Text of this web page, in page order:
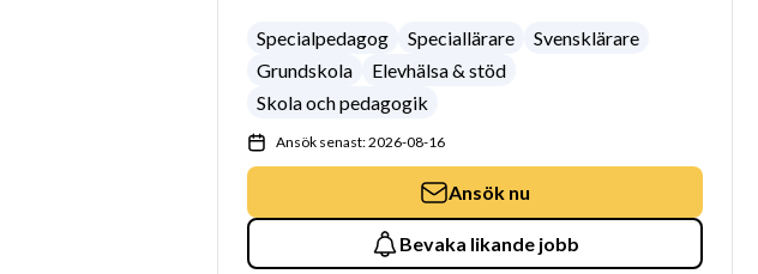
Specialpedagog Speciallärare
Svensklärare
Grundskola
Elevhälsa & stöd
Skola och pedagogik
Ansök senast: 2026-08-16
Ansök nu
Bevaka likande jobb